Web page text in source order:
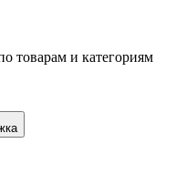
товарам и категориям